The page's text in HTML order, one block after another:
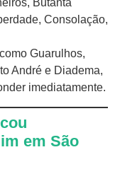
Butantã
Consolação,
Guarulhos,
André e Diadema,
imediatamente.
em São